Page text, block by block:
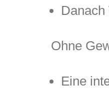
Danach
Ohne
Eine